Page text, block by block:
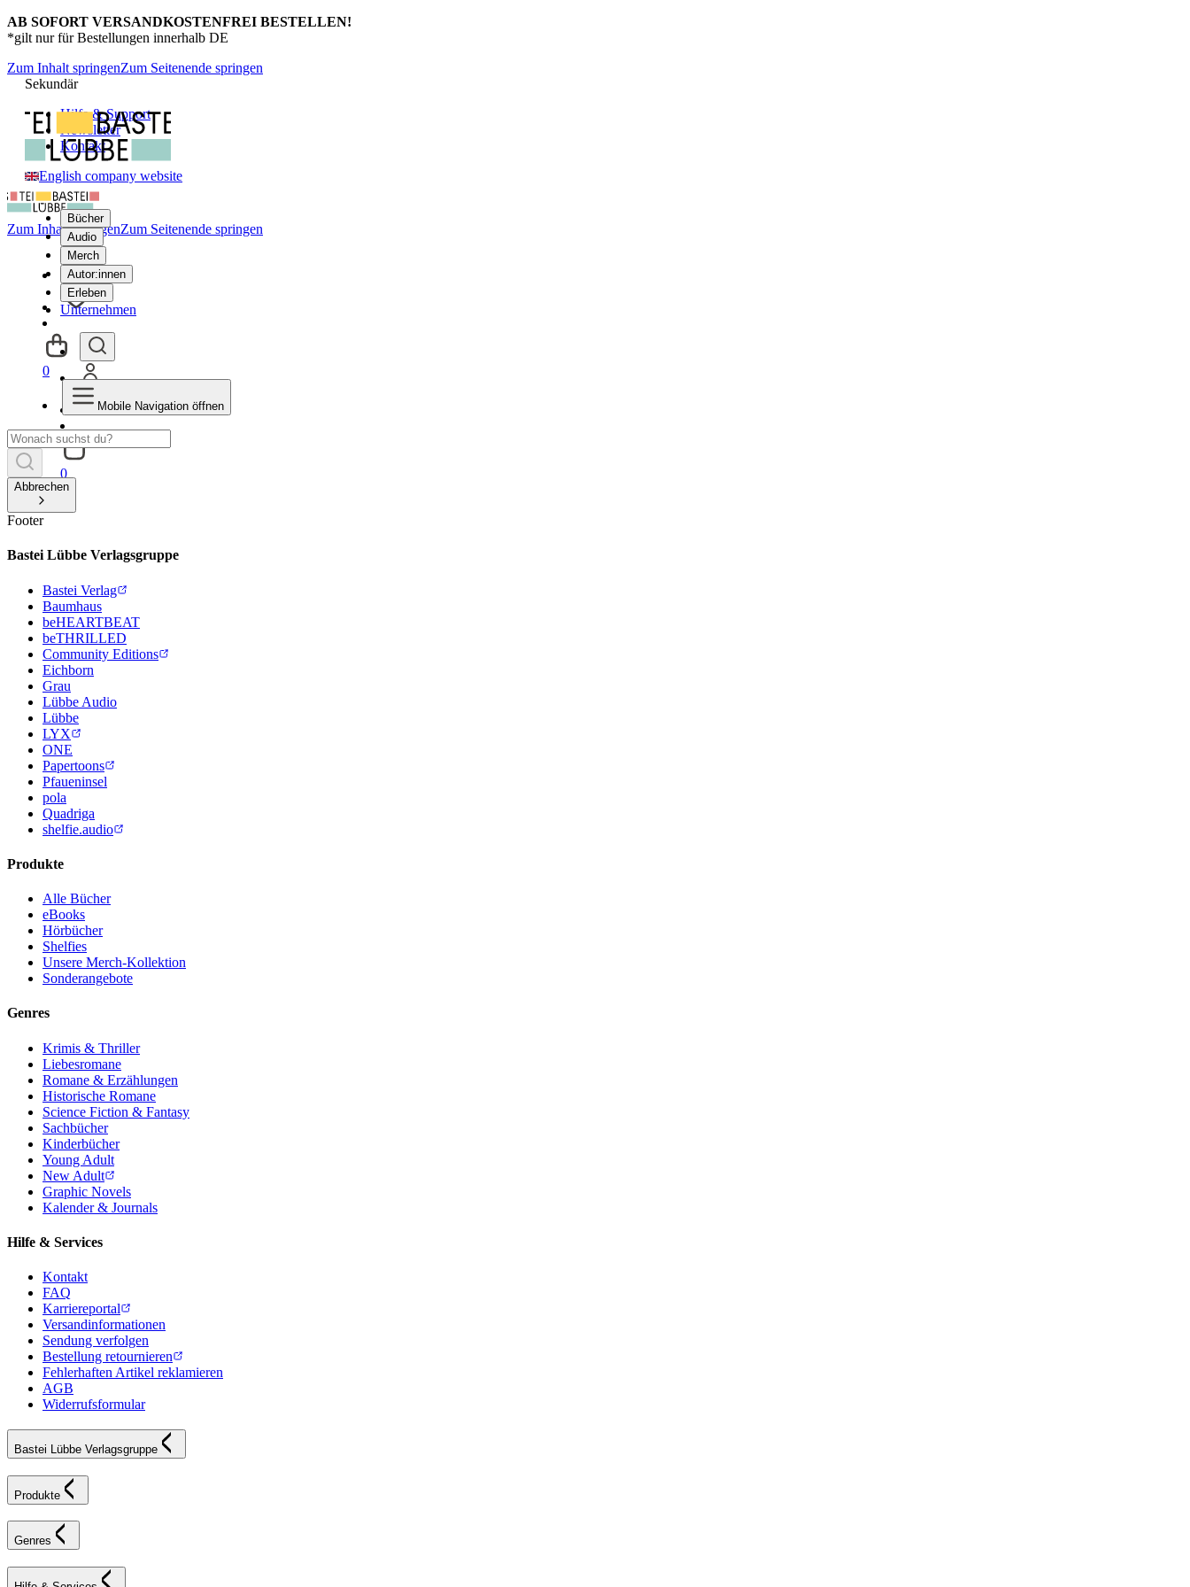
AB SOFORT VERSANDKOSTENFREI BESTELLEN!
*gilt nur für Bestellungen innerhalb DE
Zum Inhalt springenZum Seitenende springen
Sekundär
Hilfe & Support
Newsletter
Kontakt
English company website
Bücher
Audio
Merch
Autor:innen
Erleben
Unternehmen
0
Zum Inhalt springenZum Seitenende springen
0
Mobile Navigation öffnen
Abbrechen
Footer
Bastei Lübbe Verlagsgruppe
Bastei Verlag
Baumhaus
beHEARTBEAT
beTHRILLED
Community Editions
Eichborn
Grau
Lübbe Audio
Lübbe
LYX
ONE
Papertoons
Pfaueninsel
pola
Quadriga
shelfie.audio
Produkte
Alle Bücher
eBooks
Hörbücher
Shelfies
Unsere Merch-Kollektion
Sonderangebote
Genres
Krimis & Thriller
Liebesromane
Romane & Erzählungen
Historische Romane
Science Fiction & Fantasy
Sachbücher
Kinderbücher
Young Adult
New Adult
Graphic Novels
Kalender & Journals
Hilfe & Services
Kontakt
FAQ
Karriereportal
Versandinformationen
Sendung verfolgen
Bestellung retournieren
Fehlerhaften Artikel reklamieren
AGB
Widerrufsformular
Bastei Lübbe Verlagsgruppe
Produkte
Genres